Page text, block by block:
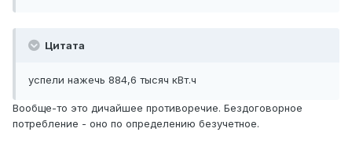
Цитата
успели нажечь 884,6 тысяч кВт.ч
Вообще-то это дичайшее противоречие. Бездоговорное
потребление - оно по определению безучетное.